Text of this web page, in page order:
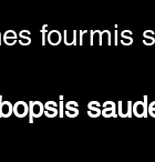
fourmis